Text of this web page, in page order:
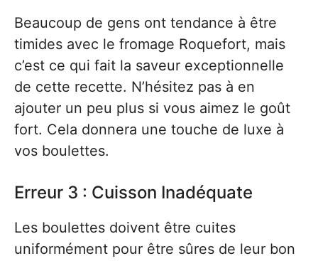
Beaucoup de gens ont tendance à être
timides avec le fromage Roquefort, mais
c’est ce qui fait la saveur exceptionnelle
de cette recette. N’hésitez pas à en
ajouter un peu plus si vous aimez le goût
fort. Cela donnera une touche de luxe à
vos boulettes.
Erreur 3 : Cuisson Inadéquate
Les boulettes doivent être cuites
uniformément pour être sûres de leur bon